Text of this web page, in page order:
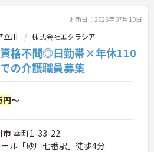
「スタッフミーティン
考える「ケースカンフ
。新人・ベテランに関
なで解決策を考えるフ
虐待防止研修などを通
の線引きを明確にし、
誇りを持てる職場環境
更新日：2026年07月10日
立川 株式会社エクラシア
資格不問◎日勤帯×年休110
の介護職員募集
円～
市 幸町1-33-22
ル「砂川七番駅」徒歩4分